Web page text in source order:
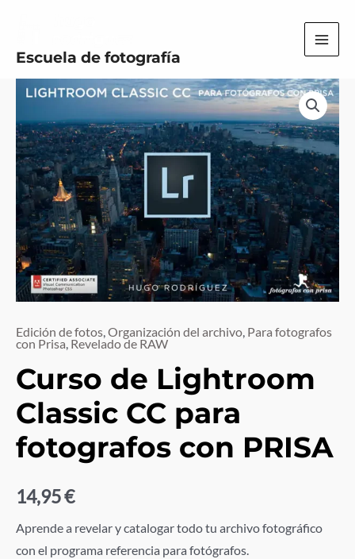
contenido
Escuela de fotografía
Edición de fotos,Organización del archivo, Para fotografos
con Prisa, Revelado de RAW
Curso de Lightroom
Classic CC para
fotografos con PRISA
14,95€
Aprende a revelar y catalogar todo tu archivo fotográfico
con el programa referencia para fotógrafos.